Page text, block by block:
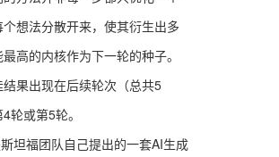
想法分散开来，使其衍生出多
高的内核作为下一轮的种子。
果出现在后续轮次（总共5
轮或第5轮。
福团队自己提出的一套AI生成